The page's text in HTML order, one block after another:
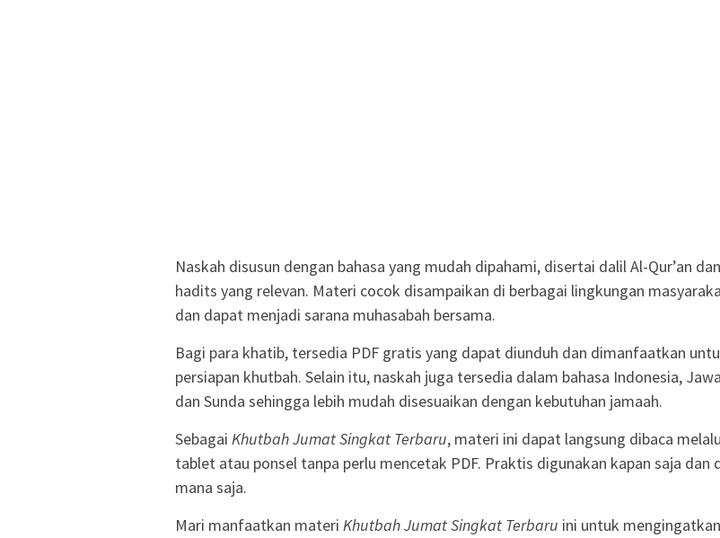
Naskah disusun dengan bahasa yang mudah dipahami, disertai dalil Al-Qur’an dan
hadits yang relevan. Materi cocok disampaikan di berbagai lingkungan
dan dapat menjadi sarana muhasabah bersama.
Bagi para khatib, tersedia PDF gratis yang dapat diunduh dan dimanfaatkan
persiapan khutbah. Selain itu, naskah juga tersedia dalam bahasa Indonesia,
dan Sunda sehingga lebih mudah disesuaikan dengan kebutuhan jamaah.
Sebagai Khutbah Jumat Singkat Terbaru, materi ini dapat langsung dibaca
tablet atau ponsel tanpa perlu mencetak PDF. Praktis digunakan kapan saja dan
mana saja.
Mari manfaatkan materi Khutbah Jumat Singkat Terbaru ini untuk mengingatkan